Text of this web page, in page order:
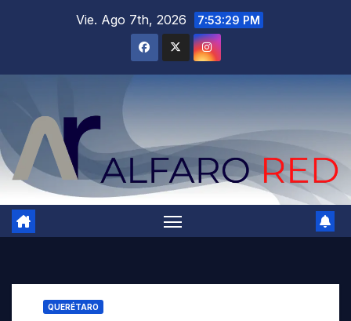
Vie. Ago 7th, 2026 7:53:31 PM
QUERÉTARO